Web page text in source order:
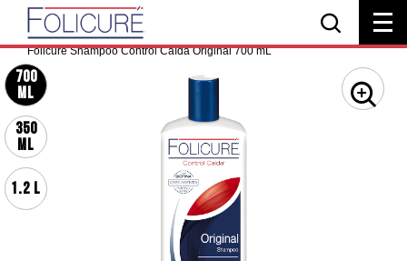
Home Todos los productos
Folicuré Shampoo Control Caída Original 700 mL
700
ml
350
ml
1.2 L